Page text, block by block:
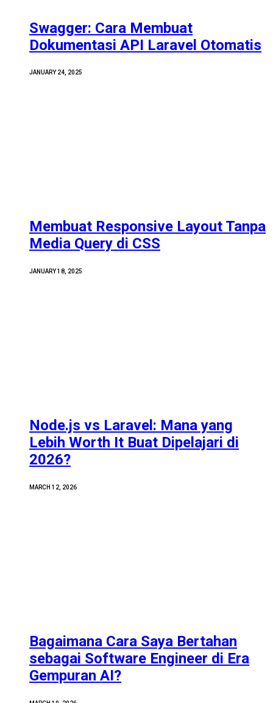
Swagger: Cara Membuat
Dokumentasi API Laravel Otomatis
JANUARY 24, 2025
Membuat Responsive Layout Tanpa
Media Query di CSS
JANUARY 18, 2025
Node.js vs Laravel: Mana yang
Lebih Worth It Buat Dipelajari di
2026?
MARCH 12, 2026
Bagaimana Cara Saya Bertahan
sebagai Software Engineer di Era
Gempuran AI?